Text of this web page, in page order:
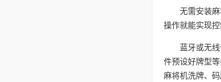
无需安装
操作就能实现
蓝牙或无
件预设好牌型
麻将机洗牌、